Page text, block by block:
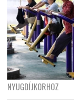
NYUGDÍJKORHOZ